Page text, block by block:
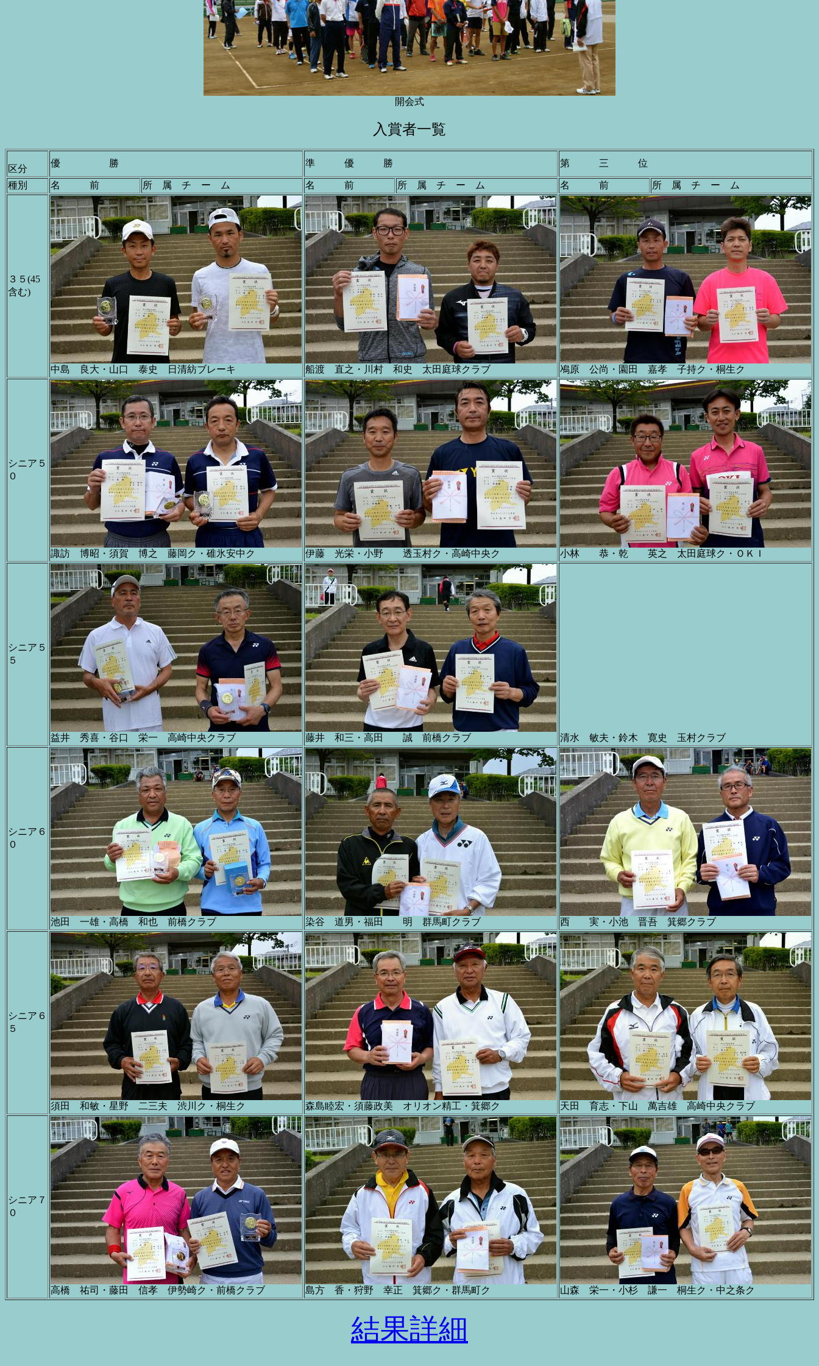
開会式
入賞者一覧
区分
優 勝 準 優 勝 第 三 位
種別 名 前 所 属 チ ー ム 名 前 所 属 チ ー ム 名 前 所 属 チ ー ム
３５(45
含む)
中島 良大・山口 泰史 日清紡ブレーキ 船渡 直之・川村 和史 太田庭球クラブ 鳰原 公尚・園田 嘉孝 子持ク・桐生ク
シニア５
０
諏訪 博昭・須賀 博之 藤岡ク・碓氷安中ク 伊藤 光栄・小野 透玉村ク・高崎中央ク 小林 恭・乾 英之 太田庭球ク・ＯＫＩ
シニア５
５
益井 秀喜・谷口 栄一 高崎中央クラブ 藤井 和三・高田 誠 前橋クラブ 清水 敏夫・鈴木 寛史 玉村クラブ
シニア６
０
池田 一雄・高橋 和也 前橋クラブ 染谷 道男・福田 明 群馬町クラブ 西 実・小池 晋吾 箕郷クラブ
シニア６
５
須田 和敏・星野 二三夫 渋川ク・桐生ク 森島睦宏・須藤政美 オリオン精工・箕郷ク 天田 育志・下山 萬吉雄 高崎中央クラブ
シニア７
０
高橋 祐司・藤田 信孝 伊勢崎ク・前橋クラブ 島方 香・狩野 幸正 箕郷ク・群馬町ク 山森 栄一・小杉 謙一 桐生ク・中之条ク
結果詳細